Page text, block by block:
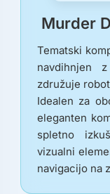
Murder
Tematski
navdihnjen
združuje
Idealen za
eleganten
spletno
vizualni
navigacijo na